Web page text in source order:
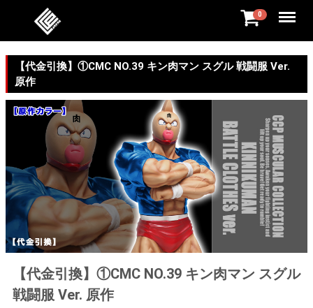
0 Menu
【代金引換】①CMC NO.39 キン肉マン スグル 戦闘服 Ver.
原作
【代金引換】①CMC NO.39 キン肉マン スグル
戦闘服 Ver. 原作